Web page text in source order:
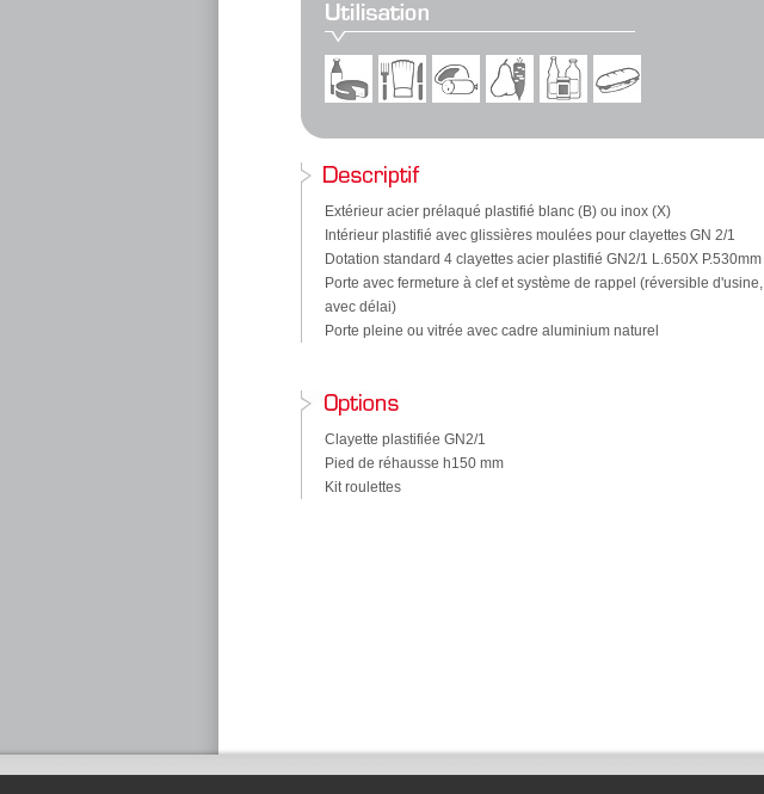
Extérieur acier prélaqué plastifié blanc (B) ou inox (X)
Intérieur plastifié avec glissières moulées pour clayettes GN 2/1
Dotation standard 4 clayettes acier plastifié GN2/1 L.650X P.530mm
Porte avec fermeture à clef et système de rappel (réversible d'usine,
avec délai)
Porte pleine ou vitrée avec cadre aluminium naturel
Clayette plastifiée GN2/1
Pied de réhausse h150 mm
Kit roulettes
Groupe SEDA